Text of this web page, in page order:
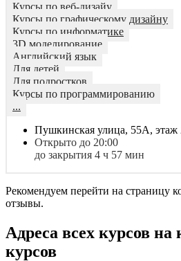
Курсы по веб-дизайу
Курсы по графическому дизайну
Курсы по информатике
3D моделирование
Английский язык
Для детей
Для подростков
Курсы по программированию
...
Пушкинская улица, 55А, этаж
Открыто до 20:00
до закрытия 4 ч 57 мин
Рекомендуем перейти на страницу
отзывы.
Адреса всех курсов
курсов